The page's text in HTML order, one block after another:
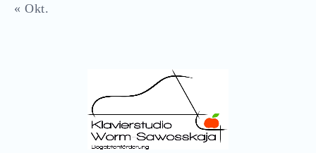
« Okt.